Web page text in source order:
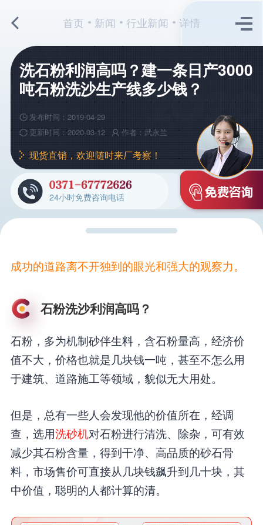
首页 新闻 行业新闻 详情
洗石粉利润高吗？建一条日产3000
吨石粉洗沙生产线多少钱？
发布时间：2019-04-29
更新时间：2020-03-12
作者：武永兰
现货直销，欢迎随时来厂考察！
24小时免费咨询电话
成功的道路离不开独到的眼光和强大的观察力。
石粉洗沙利润高吗？
石粉，多为机制砂伴生料，含石粉量高，经济价
值不大，价格也就是几块钱一吨，甚至不怎么用
于建筑、道路施工等领域，貌似无大用处。
但是，总有一些人会发现他的价值所在，经调
查，选用洗砂机对石粉进行清洗、除杂，可有效
减少其石粉含量，得到干净、高品质的砂石骨
料，市场售价可直接从几块钱飙升到几十块，其
中价值，聪明的人都计算的清。